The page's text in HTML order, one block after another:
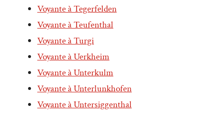
Voyante à Tegerfelden
Voyante à Teufenthal
Voyante à Turgi
Voyante à Uerkheim
Voyante à Unterkulm
Voyante à Unterlunkhofen
Voyante à Untersiggenthal